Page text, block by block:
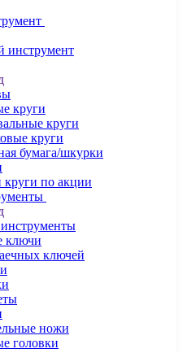
инструмент
круги
круги
круги
бумага/шкурки
круги по акции
ключи
ключей
ножи
головки